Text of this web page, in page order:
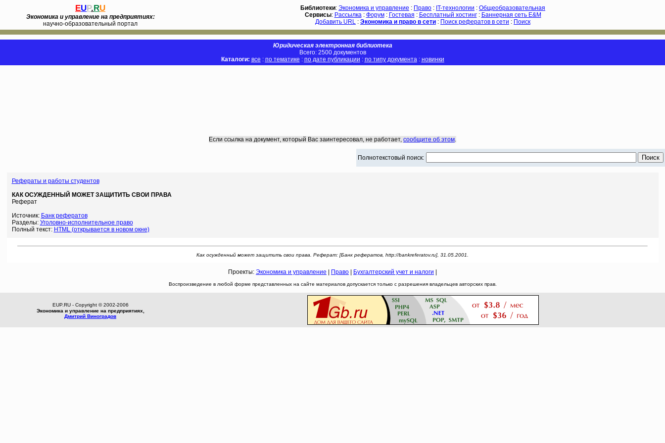
EUP.RU
Экономика и управление на предприятиях:
научно-образовательный портал
Библиотеки: Экономика и управление : Право : IT-технологии : Общеобразовательная
Сервисы: Рассылка: Форум: Гостевая : Бесплатный хостинг: Баннерная сеть E&M
Добавить URL : Экономика и право в сети : Поиск рефератов в сети : Поиск
Юридическая электронная библиотека
Всего: 2500 документов
Каталоги: все : по тематике : по дате публикации : по типу документа: новинки
Если ссылка на документ, который Вас заинтересовал, не работает, сообщите об этом.
Полнотекстовый поиск:
Рефераты и работы студентов
КАК ОСУЖДЕННЫЙ МОЖЕТ ЗАЩИТИТЬ СВОИ ПРАВА
Реферат
Источник: Банк рефератов
Разделы: Уголовно-исполнительное право
Полный текст: HTML (открывается в новом окне)
Как осужденный может защитить свои права. Реферат: [Банк рефератов, http://bankreferatov.ru], 31.05.2001.
Проекты: Экономика и управление Право Бухгалтерский учет и налоги
Воспроизведение в любой форме представленных на сайте материалов допускается только с разрешения владельцев авторских прав.
EUP.RU - Copyright © 2002-2006
Экономика и управление на предприятиях,
Дмитрий Виноградов